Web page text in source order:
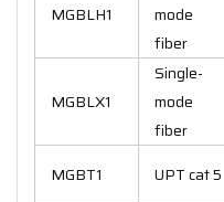
MGBLH1
mode
fiber
MGBLX1
Single-
mode
fiber
MGBT1 UPT cat 5